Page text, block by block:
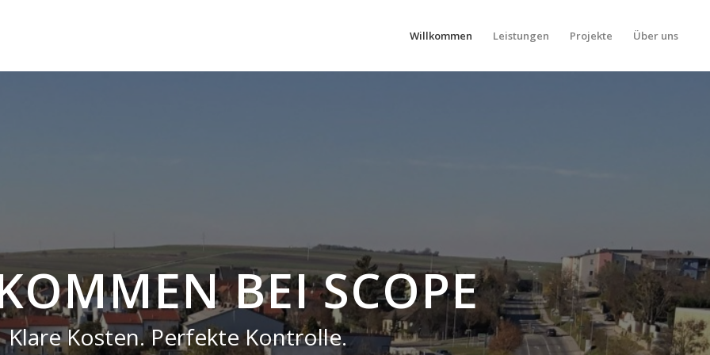
Willkommen Leistungen Projekte Über uns
BEISCOPE
Klare Kosten. Perfekte Kontrolle.